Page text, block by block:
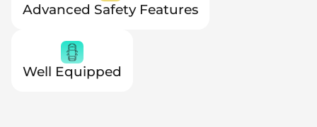
Advanced Safety Features
Well Equipped